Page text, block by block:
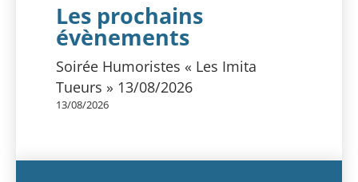
Les prochains
évènements
Soirée Humoristes « Les Imita
Tueurs » 13/08/2026
13/08/2026